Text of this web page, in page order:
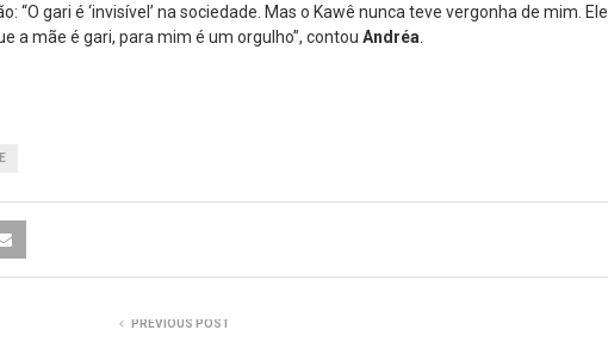
“O gari é ‘invisível’ na sociedade. Mas o Kawê nunca teve vergonha de mim. Ele
a mãe é gari, para mim é um orgulho”, contou Andréa
PREVIOUS POST